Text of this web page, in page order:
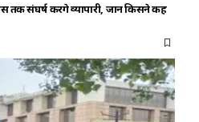
संघर्ष करेंगे व्यापारी, जानें किसने कह